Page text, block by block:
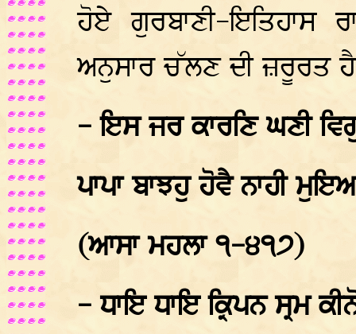
ਹੋਏ ਗੁਰਬਾਣੀ-ਇਤਿਹਾਸ
ਅਨੁਸਾਰ ਚੱਲਣ ਦੀ ਜ਼ਰੂਰਤ
- ਇਸ ਜਰ ਕਾਰਣਿ ਘਣੀ
ਪਾਪਾ ਬਾਝਹੁ ਹੋਵੈ ਨਾਹੀ
(ਆਸਾ ਮਹਲਾ ੧-੪੧੭)
- ਧਾਇ ਧਾਇ ਕ੍ਰਿਪਨ ਸ੍ਰਮ